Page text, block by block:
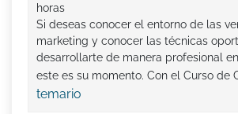
horas
Si deseas conocer el entorno de las
marketing y conocer las técnicas
desarrollarte de manera profesional
este es su momento. Con el Curso de
temario